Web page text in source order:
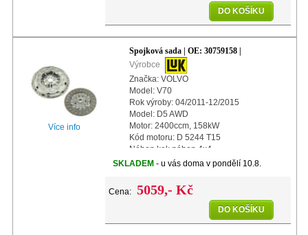
DO KOŠÍKU
Více info
Spojková sada | OE: 30759158 |
Výrobce
Značka: VOLVO
Model: V70
Rok výroby: 04/2011-12/2015
Model: D5 AWD
Motor: 2400ccm, 158kW
Kód motoru: D 5244 T15
Náhon kol: náhon 4x4
Další info: s automatickým nastavením
SKLADEM - u vás doma v pondělí 10.8.
Cena: 5059,- Kč
DO KOŠÍKU